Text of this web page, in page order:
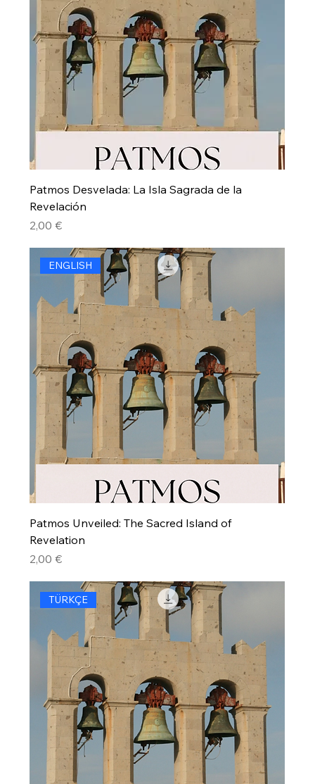
Patmos Desvelada: La Isla Sagrada de la
Revelación
Precio
2,00 €
ENGLISH
Patmos Unveiled: The Sacred Island of
Revelation
Precio
2,00 €
TÜRKÇE